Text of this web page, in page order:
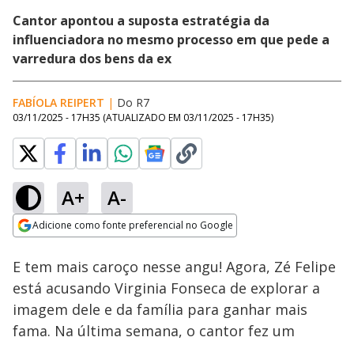
Cantor apontou a suposta estratégia da
influenciadora no mesmo processo em que pede a
varredura dos bens da ex
FABÍOLA REIPERT | Do R7
03/11/2025 - 17H35 (ATUALIZADO EM 03/11/2025 - 17H35)
A+ A-
Adicione como fonte preferencial no Google
Ativar
Loaded
23.19%
E tem mais caroço nesse angu! Agora, Zé Felipe
está acusando Virginia Fonseca de explorar a
imagem dele e da família para ganhar mais
fama. Na última semana, o cantor fez um